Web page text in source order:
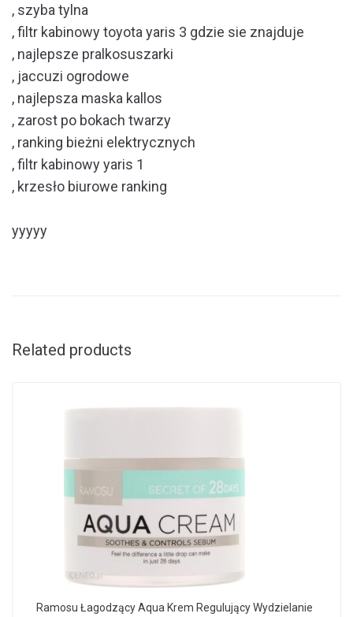
, szyba tylna
, filtr kabinowy toyota yaris 3 gdzie sie znajduje
, najlepsze pralkosuszarki
, jaccuzi ogrodowe
, najlepsza maska kallos
, zarost po bokach twarzy
, ranking bieżni elektrycznych
, filtr kabinowy yaris 1
, krzesło biurowe ranking
yyyyy
Related products
Ramosu Łagodzący Aqua Krem Regulujący Wydzielanie